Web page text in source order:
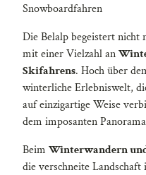
Snowboardfahren
Die Belalp begeistert nicht
mit einer Vielzahl an
Skifahrens. Hoch über
winterliche Erlebniswelt,
auf einzigartige Weise
dem imposanten
Beim Winterwandern
die verschneite